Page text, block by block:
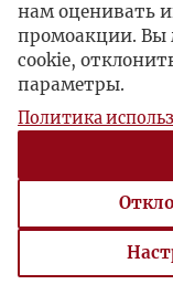
нам оценивать
промоакции. Вы
cookie,
параметры.
Политика
Настройки файлов